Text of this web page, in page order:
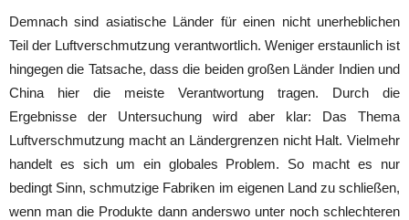
Demnach sind asiatische Länder für einen nicht unerheblichen
Teil der Luftverschmutzung verantwortlich. Weniger erstaunlich ist
hingegen die Tatsache, dass die beiden großen Länder Indien und
China hier die meiste Verantwortung tragen. Durch die
Ergebnisse der Untersuchung wird aber klar: Das Thema
Luftverschmutzung macht an Ländergrenzen nicht Halt. Vielmehr
handelt es sich um ein globales Problem. So macht es nur
bedingt Sinn, schmutzige Fabriken im eigenen Land zu schließen,
wenn man die Produkte dann anderswo unter noch schlechteren